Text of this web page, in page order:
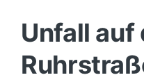
Unfall auf